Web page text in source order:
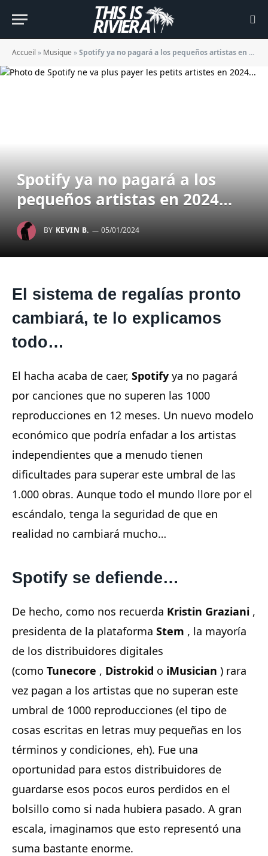
Accueil » Musique »Spotify ya no pagará a los pequeños artistas en 2024…
Spotify ya no pagará a los
pequeños artistas en 2024…
BY KEVIN B. 05/01/2024
El sistema de regalías pronto
cambiará, te lo explicamos
todo…
El hacha acaba de caer, Spotify ya no pagará
por canciones que no superen las 1000
reproducciones en 12 meses. Un nuevo modelo
económico que podría enfadar a los artistas
independientes que a menudo tienen
dificultades para superar este umbral de las
1.000 obras. Aunque todo el mundo llore por el
escándalo, tenga la seguridad de que en
realidad no cambiará mucho…
Spotify se defiende…
De hecho, como nos recuerda Kristin Graziani ,
presidenta de la plataforma Stem , la mayoría
de los distribuidores digitales
(como Tunecore , Distrokid o iMusician ) rara
vez pagan a los artistas que no superan este
umbral de 1000 reproducciones (el tipo de
cosas escritas en letras muy pequeñas en los
términos y condiciones, eh). Fue una
oportunidad para estos distribuidores de
guardarse esos pocos euros perdidos en el
bolsillo como si nada hubiera pasado. A gran
escala, imaginamos que esto representó una
suma bastante enorme.